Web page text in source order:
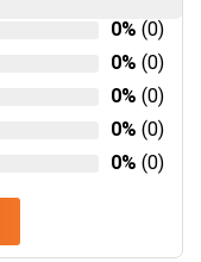
0% (0)
0% (0)
0% (0)
0% (0)
0% (0)